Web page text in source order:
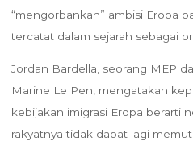
“mengorbankan” ambisi Eropa
tercatat dalam sejarah sebagai
Jordan Bardella, seorang MEP
Marine Le Pen, mengatakan
kebijakan imigrasi Eropa berarti
rakyatnya tidak dapat lagi